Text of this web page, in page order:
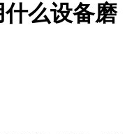
么设备磨